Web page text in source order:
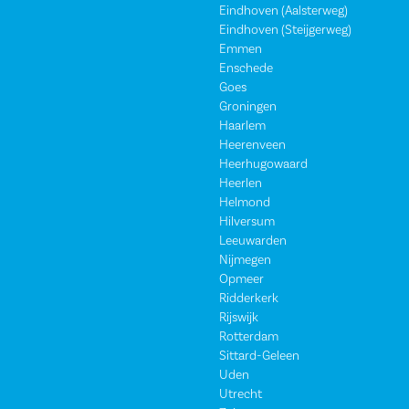
Eindhoven (Aalsterweg)
Eindhoven (Steijgerweg)
Emmen
Enschede
Goes
Groningen
Haarlem
Heerenveen
Heerhugowaard
Heerlen
Helmond
Hilversum
Leeuwarden
Nijmegen
Opmeer
Ridderkerk
Rijswijk
Rotterdam
Sittard-Geleen
Uden
Utrecht